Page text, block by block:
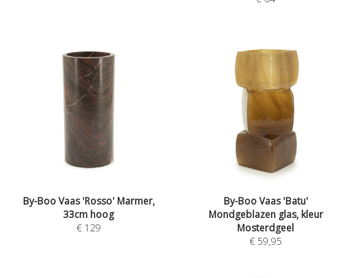
By-Boo Vaas 'Rosso' Marmer,
33cm hoog
€ 129
By-Boo Vaas 'Batu'
Mondgeblazen glas, kleur
Mosterdgeel
€59,95